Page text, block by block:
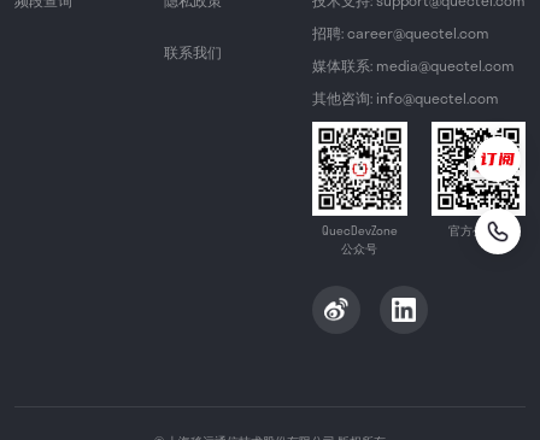
联系我们
招聘: career@quectel.com
媒体联系: media@quectel.com
其他咨询: info@quectel.com
QuecDevZone
公众号
官方公众号